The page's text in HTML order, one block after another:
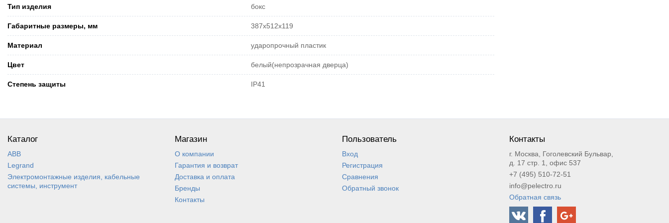
Тип изделия бокс
Габаритные размеры, мм 387х512х119
Материал ударопрочный пластик
Цвет белый(непрозрачная дверца)
Степень защиты IP41
Каталог
ABB
Legrand
Электромонтажные изделия, кабельные
системы, инструмент
Магазин
О компании
Гарантия и возврат
Доставка и оплата
Бренды
Контакты
Пользователь
Вход
Регистрация
Сравнения
Обратный звонок
Контакты
г. Москва, Гоголевский Бульвар,
д. 17 стр. 1, офис 537
+7 (495) 510-72-51
info@pelectro.ru
Обратная связь